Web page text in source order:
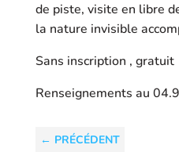
de piste, visite en libre
la nature invisible
Sans inscription , gratuit
Renseignements au
← PRÉCÉDENT